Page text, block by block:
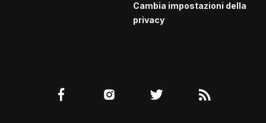
Cambia impostazioni della
privacy